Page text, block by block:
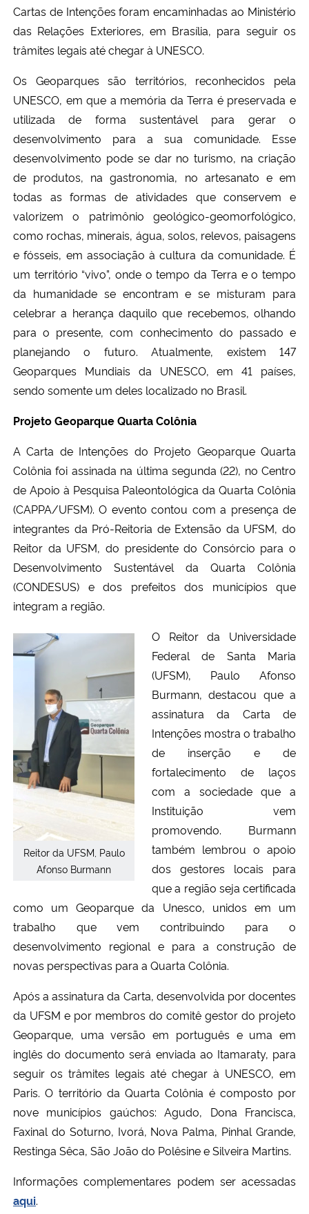
Secretaria-Geral
Gabinete de Segurança Institucional
Advocacia-Geral da União
Banco Central do Brasil
Cartas de Intenções foram encaminhadas ao Ministério
das Relações Exteriores, em Brasília, para seguir os
trâmites legais até chegar à UNESCO.
Os Geoparques são territórios, reconhecidos pela
UNESCO, em que a memória da Terra é preservada e
utilizada de forma sustentável para gerar o
desenvolvimento para a sua comunidade. Esse
desenvolvimento pode se dar no turismo, na criação
de produtos, na gastronomia, no artesanato e em
todas as formas de atividades que conservem e
valorizem o patrimônio geológico-geomorfológico,
como rochas, minerais, água, solos, relevos, paisagens
e fósseis, em associação à cultura da comunidade. É
um território “vivo”, onde o tempo da Terra e o tempo
da humanidade se encontram e se misturam para
celebrar a herança daquilo que recebemos, olhando
para o presente, com conhecimento do passado e
planejando o futuro. Atualmente, existem 147
Geoparques Mundiais da UNESCO, em 41 países,
sendo somente um deles localizado no Brasil.
Projeto Geoparque Quarta Colônia
A Carta de Intenções do Projeto Geoparque Quarta
Colônia foi assinada na última segunda (22), no Centro
de Apoio à Pesquisa Paleontológica da Quarta Colônia
(CAPPA/UFSM). O evento contou com a presença de
integrantes da Pró-Reitoria de Extensão da UFSM, do
Reitor da UFSM, do presidente do Consórcio para o
Desenvolvimento Sustentável da Quarta Colônia
(CONDESUS) e dos prefeitos dos municípios que
integram a região.
Reitor da UFSM, Paulo
Afonso Burmann
O Reitor da Universidade
Federal de Santa Maria
(UFSM), Paulo Afonso
Burmann, destacou que a
assinatura da Carta de
Intenções mostra o trabalho
de inserção e de
fortalecimento de laços
com a sociedade que a
Instituição vem
promovendo. Burmann
também lembrou o apoio
dos gestores locais para
que a região seja certificada
como um Geoparque da Unesco, unidos em um
trabalho que vem contribuindo para o
desenvolvimento regional e para a construção de
novas perspectivas para a Quarta Colônia.
Após a assinatura da Carta, desenvolvida por docentes
da UFSM e por membros do comitê gestor do projeto
Geoparque, uma versão em português e uma em
inglês do documento será enviada ao Itamaraty, para
seguir os trâmites legais até chegar à UNESCO, em
Paris.O território da Quarta Colônia é composto por
nove municípios gaúchos: Agudo, Dona Francisca,
Faxinal do Soturno, Ivorá, Nova Palma, Pinhal Grande,
Restinga Sêca, São João do Polêsine e Silveira Martins.
Informações complementares podem ser acessadas
aqui.